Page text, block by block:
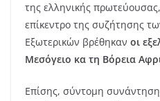
της ελληνικής
επίκεντρο της συζήτησης
Εξωτερικών βρέθηκαν οι
Μεσόγειο κα τη Βόρεια
Επίσης, σύντομη